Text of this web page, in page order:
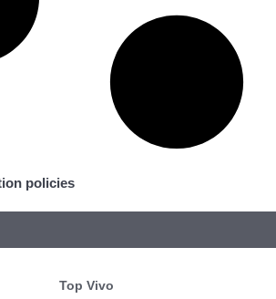
policies
Top Vivo